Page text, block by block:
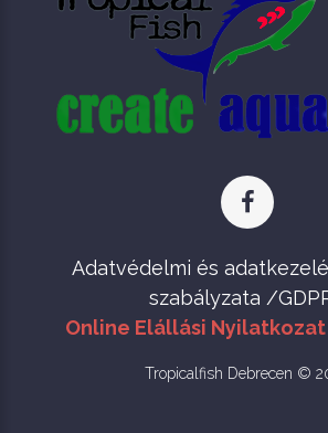
Adatvédelmi és
szabályzata /
Online Elállási Nyilatkozat
Tropicalfish Debrecen ©